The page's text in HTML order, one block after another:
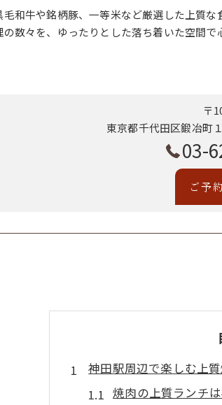
毛和牛や銘柄豚、一等米など厳選した上質
の数々を、ゆったりとした落ち着いた空間で
〒
東京都千代田区鍛冶町
03-
ご予
神田駅周辺で楽しむ上
焼肉の上質ランチ